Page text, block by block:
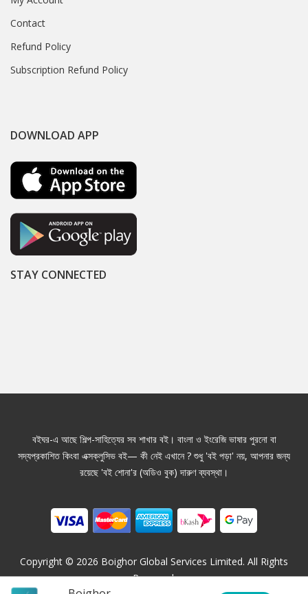
Contact
Refund Policy
Subscription Refund Policy
DOWNLOAD APP
STAY CONNECTED
বইঘর-এ আছে শিল্প-সাহিত্যের সব শাখার বই। বাংলা ও ইংরেজি ভাষার পুরনো বা
সদ্যপ্রকাশিত কিংবা এক্সক্লুসিভ বই— কী নেই এখানে ? শুধু 'বই পড়া' নয়, আপনার জন্য
রয়েছে 'বই শোনা'র (অডিও বুক) দারুণ ব্যবস্থা।
Copyright © 2026 Boighor Global Services Limited. All Rights
Reserved.